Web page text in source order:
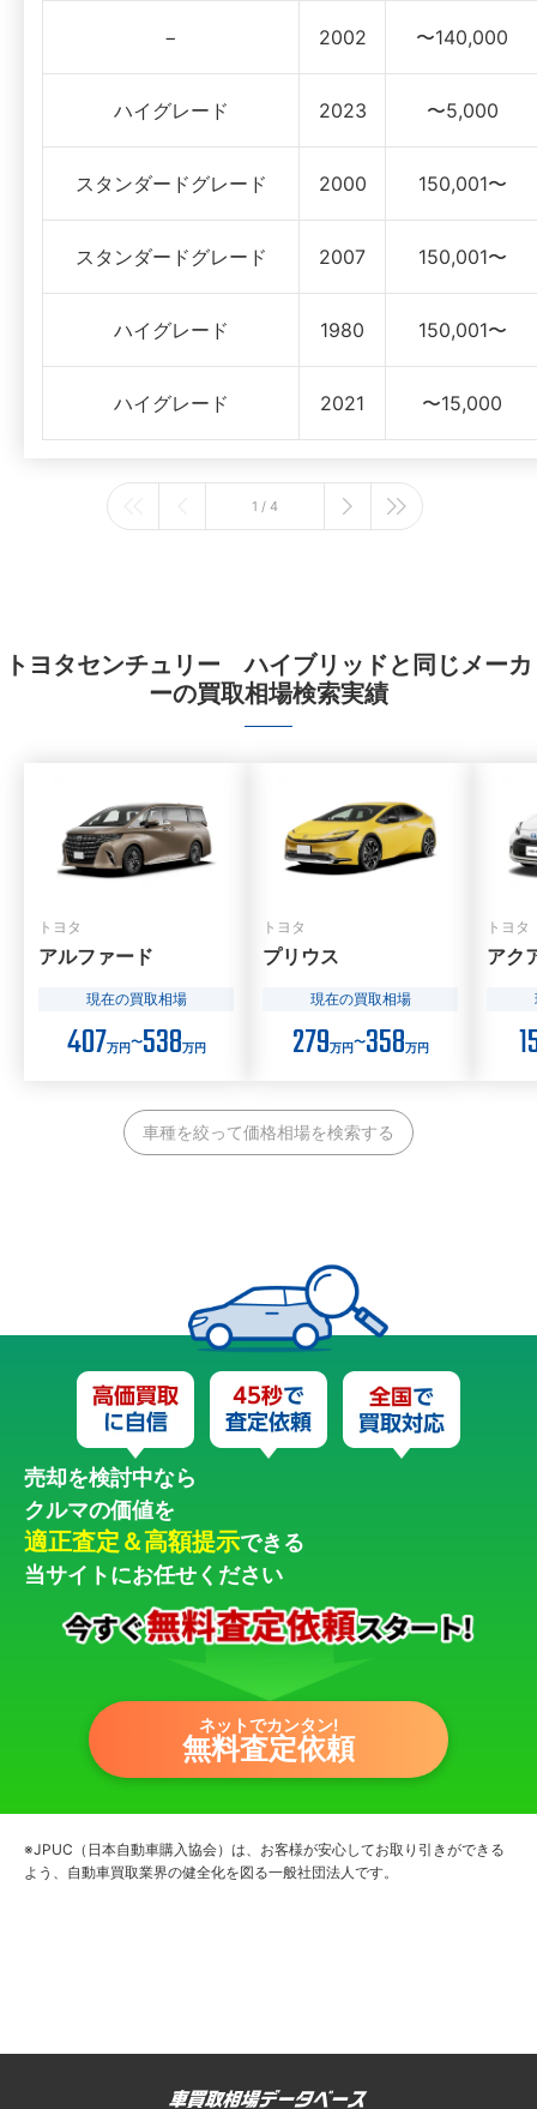
− 2002 〜140,000
ハイグレード 2023 〜5,000
スタンダードグレード 2000 150,001〜
スタンダードグレード 2007 150,001〜
ハイグレード 1980 150,001〜
ハイグレード 2021 〜15,000
1 / 4
トヨタセンチュリー ハイブリッドと同じメーカ
ーの買取相場検索実績
トヨタ
アルファード
現在の買取相場
407万円〜538万円
トヨタ
プリウス
現在の買取相場
279万円〜358万円
トヨタ
アク
車種を絞って価格相場を検索する
売却を検討中なら
クルマの価値を
適正査定＆高額提示できる
当サイトにお任せください
ネットでカンタン!
無料査定依頼
※JPUC（日本自動車購入協会）は、お客様が安心してお取り引きができる
よう、自動車買取業界の健全化を図る一般社団法人です。